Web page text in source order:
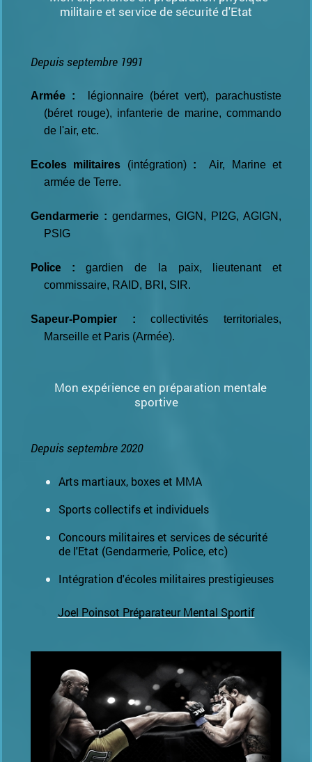
militaire et service de sécurité d'Etat
Depuis septembre 1991
Armée : légionnaire (béret vert), parachustiste
(béret rouge), infanterie de marine, commando
de l'air, etc.
Ecoles militaires (intégration) : Air, Marine et
armée de Terre.
Gendarmerie : gendarmes, GIGN, PI2G, AGIGN,
PSIG
Police : gardien de la paix, lieutenant et
commissaire, RAID, BRI, SIR.
Sapeur-Pompier :
collectivités territoriales,
Marseille et Paris (Armée).
Mon expérience en préparation mentale
sportive
Depuis septembre 2020
Arts martiaux, boxes et MMA
Sports collectifs et individuels
Concours militaires et services de sécurité
de l'Etat (Gendarmerie, Police, etc)
Intégration d'écoles militaires prestigieuses
Joel Poinsot Préparateur Mental Sportif